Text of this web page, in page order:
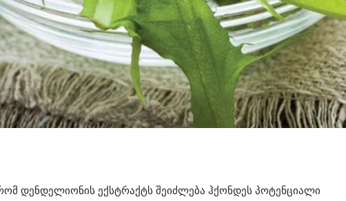
რომ დენდელიონის ექსტრაქტს შეიძლება ჰქონდეს პოტენციალი